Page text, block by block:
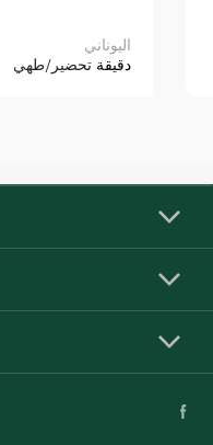
اليوناني
دقيقة تحضير/طهي